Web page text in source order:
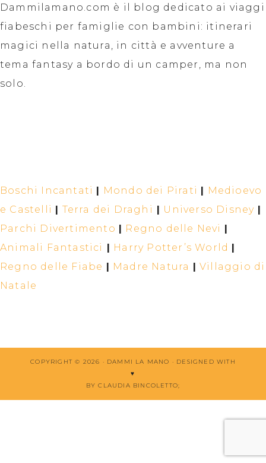
Dammilamano.com è il blog dedicato ai viaggi
fiabeschi per famiglie con bambini: itinerari
magici nella natura, in città e avventure a
tema fantasy a bordo di un camper, ma non
solo.
Boschi Incantati Mondo dei Pirati
Medioevo
e Castelli
Terra dei Draghi Universo Disney
Parchi Divertimento
Regno delle Nevi
Animali Fantastici
Harry Potter’s World
Regno delle Fiabe
Madre Natura
Villaggio di
Natale
COPYRIGHT © 2026 · DAMMI LA MANO · DESIGNED WITH
♥
BY CLAUDIA BINCOLETTO;